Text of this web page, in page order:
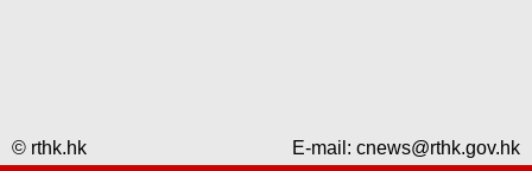
© rthk.hk E-mail: cnews@rthk.gov.hk